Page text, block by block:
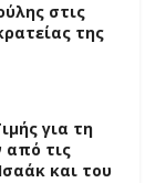
στις
της
για τη
τις
και του